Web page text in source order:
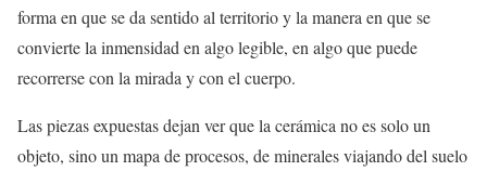
forma en que se da sentido al territorio y la manera en que se
convierte la inmensidad en algo legible, en algo que puede
recorrerse con la mirada y con el cuerpo.
Las piezas expuestas dejan ver que la cerámica no es solo un
objeto, sino un mapa de procesos, de minerales viajando del suelo